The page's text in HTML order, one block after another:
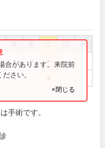
祝
● ●
●
合があります。来院前
さい。
×閉じる
手術です。